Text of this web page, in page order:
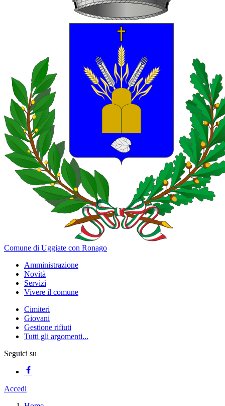
Comune di Uggiate con Ronago
Amministrazione
Novità
Servizi
Vivere il comune
Cimiteri
Giovani
Gestione rifiuti
Tutti gli argomenti...
Seguici su
Accedi